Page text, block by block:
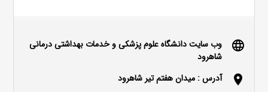
language
وب سایت دانشگاه علوم پزشکی و خدمات بهداشتی درمانی
شاهرود
location_on آدرس : میدان هفتم تیر شاهرود